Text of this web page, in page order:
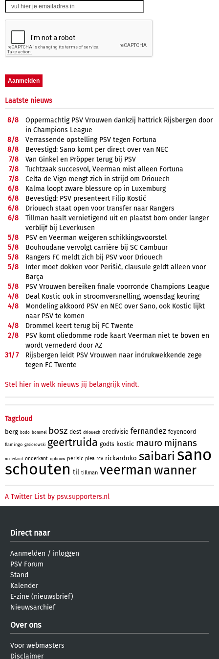
Laatste nieuws
8/8
Oppermachtig PSV Vrouwen dankzij hattrick Rijsbergen door
in Champions League
8/8
Verrassende opstelling PSV tegen Fortuna
8/8
Bevestigd: Sano komt per direct over van NEC
7/8
Van Ginkel en Pröpper terug bij PSV
7/8
Tuchtzaak succesvol, Veerman mist alleen Fortuna
7/8
Celta de Vigo mengt zich in strijd om Driouech
6/8
Kalma loopt zware blessure op in Luxemburg
6/8
Bevestigd: PSV presenteert Filip Kostić
6/8
Driouech staat open voor transfer naar Rangers
6/8
Tillman haalt vernietigend uit en plaatst bom onder langer
verblijf bij Leverkusen
5/8
PSV en Veerman weigeren schikkingsvoorstel
5/8
Bouhoudane vervolgt carrière bij SC Cambuur
5/8
Rangers FC meldt zich bij PSV voor Driouech
5/8
Inter moet dokken voor Perišić, clausule geldt alleen voor
Barça
5/8
PSV Vrouwen bereiken finale voorronde Champions League
4/8
Deal Kostic ook in stroomversnelling, woensdag keuring
4/8
Mondeling akkoord PSV en NEC over Sano, ook Kostic lijkt
naar PSV te komen
4/8
Drommel keert terug bij FC Twente
2/8
PSV komt oliedomme rode kaart Veerman niet te boven en
wordt vernederd door AZ
31/7
Rijsbergen leidt PSV Vrouwen naar indrukwekkende zege
tegen FC Twente
Stel hier in welk nieuws jij belangrijk vindt.
Tagcloud
berg bodo bommel bosz dest driouech eredivisie fernandez feyenoord
flamingo gasiorowski geertruida godts kostic mauro mijnans
nederland onderkant opbouw perisic plea rcv rickardoko saibari sano
schouten til tillman veermanwanner
A Twitter List by psv.supporters.nl
Direct naar
Aanmelden / inloggen
PSV Forum
Stand
Kalender
E-zine (nieuwsbrief)
Nieuwsarchief
Over ons
Voor webmasters
Disclaimer